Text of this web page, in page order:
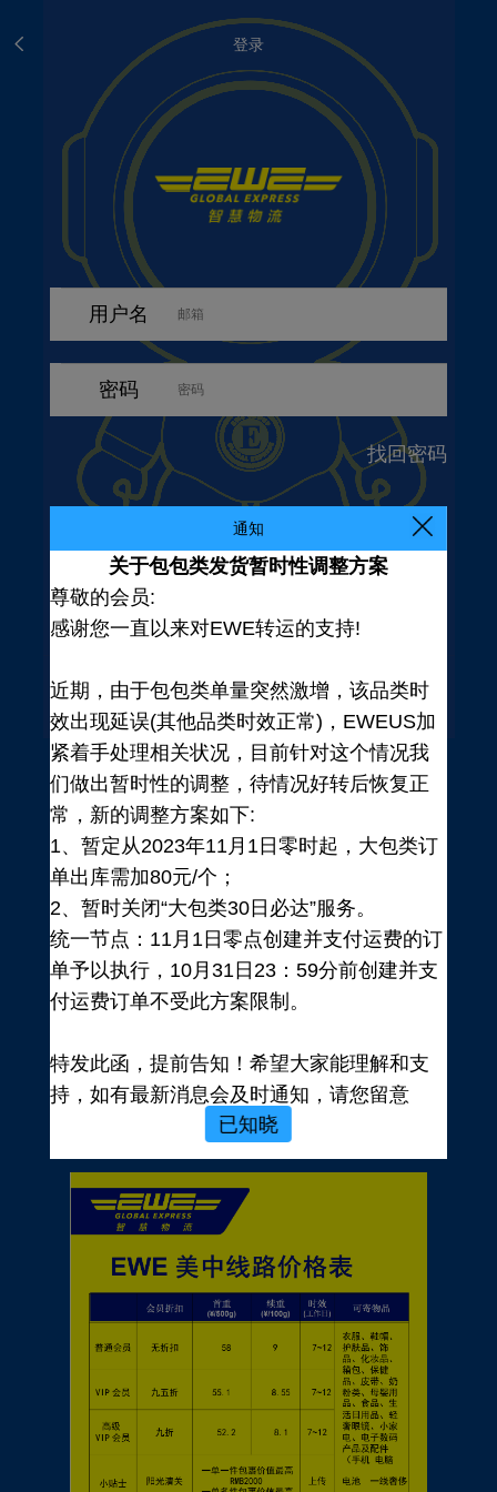
登录
用户名
密码
找回密码
登录
注册新手有礼
价格表
通知
关于包包类发货暂时性调整方案
尊敬的会员:
感谢您一直以来对EWE转运的支持!
近期，由于包包类单量突然激增，该品类时
效出现延误(其他品类时效正常)，EWEUS加
紧着手处理相关状况，目前针对这个情况我
们做出暂时性的调整，待情况好转后恢复正
常，新的调整方案如下:
1、暂定从2023年11月1日零时起，大包类订
单出库需加80元/个；
2、暂时关闭“大包类30日必达”服务。
统一节点：11月1日零点创建并支付运费的订
单予以执行，10月31日23：59分前创建并支
付运费订单不受此方案限制。
特发此函，提前告知！希望大家能理解和支
持，如有最新消息会及时通知，请您留意
EWE转运官网公告，再次感谢您的配合与支
持！
EWE US EXPRESS INC.
2023年10月19日
已知晓